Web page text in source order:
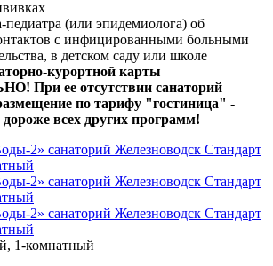
педиатра (или эпидемиолога) об
с инфицированными больными
в детском саду или школе
курортной карты
При ее отсутствии санаторий
по тарифу "гостиница" -
всех других программ!
1-комнатный